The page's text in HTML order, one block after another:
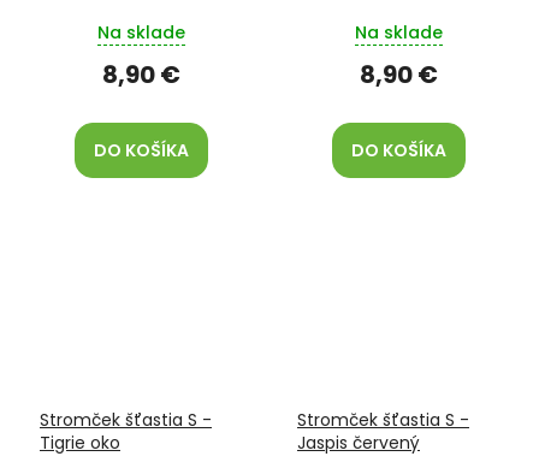
Na sklade
8,90 €
DO KOŠÍKA
Na sklade
8,90 €
DO KOŠÍKA
Stromček šťastia S -
Tigrie oko
Stromček šťastia S -
Jaspis červený